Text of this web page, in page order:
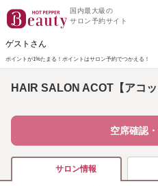
国内最大級の
サロン予約サイト
ゲストさん
ポイントが1%たまる！ ポイントはサロン予約でつかえる！
HAIR SALON ACOT【アコッ
空席確認
サロン情報